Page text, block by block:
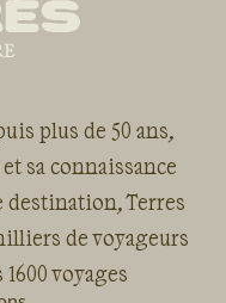
plus de 50 ans,
sa connaissance
destination, Terres
de voyageurs
voyages